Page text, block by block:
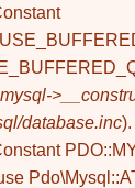
database.inc).